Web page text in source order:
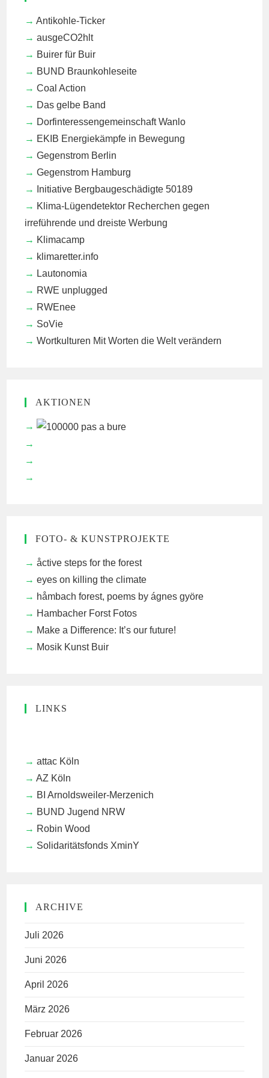
Antikohle-Ticker
ausgeCO2hlt
Buirer für Buir
BUND Braunkohleseite
Coal Action
Das gelbe Band
Dorfinteressengemeinschaft Wanlo
EKIB Energiekämpfe in Bewegung
Gegenstrom Berlin
Gegenstrom Hamburg
Initiative Bergbaugeschädigte 50189
Klima-Lügendetektor Recherchen gegen
irreführende und dreiste Werbung
Klimacamp
klimaretter.info
Lautonomia
RWE unplugged
RWEnee
SoVie
Wortkulturen Mit Worten die Welt verändern
AKTIONEN
FOTO- & KUNSTPROJEKTE
åctive steps for the forest
eyes on killing the climate
håmbach forest, poems by ágnes györe
Hambacher Forst Fotos
Make a Difference: It’s our future!
Mosik Kunst Buir
LINKS
attac Köln
AZ Köln
BI Arnoldsweiler-Merzenich
BUND Jugend NRW
Robin Wood
Solidaritätsfonds XminY
ARCHIVE
Juli 2026
Juni 2026
April 2026
März 2026
Februar 2026
Januar 2026